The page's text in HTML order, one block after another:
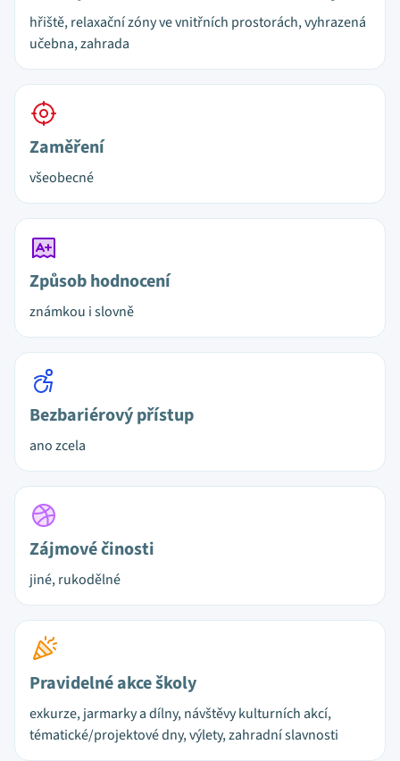
hřiště, relaxační zóny ve vnitřních prostorách, vyhrazená
učebna, zahrada
Zaměření
všeobecné
Způsob hodnocení
známkou i slovně
Bezbariérový přístup
ano zcela
Zájmové činosti
jiné, rukodělné
Pravidelné akce školy
exkurze, jarmarky a dílny, návštěvy kulturních akcí,
tématické/projektové dny, výlety, zahradní slavnosti